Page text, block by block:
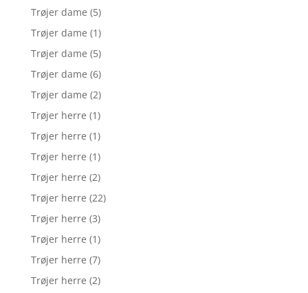
Trøjer dame (5)
Trøjer dame (1)
Trøjer dame (5)
Trøjer dame (6)
Trøjer dame (2)
Trøjer herre (1)
Trøjer herre (1)
Trøjer herre (1)
Trøjer herre (2)
Trøjer herre (22)
Trøjer herre (3)
Trøjer herre (1)
Trøjer herre (7)
Trøjer herre (2)